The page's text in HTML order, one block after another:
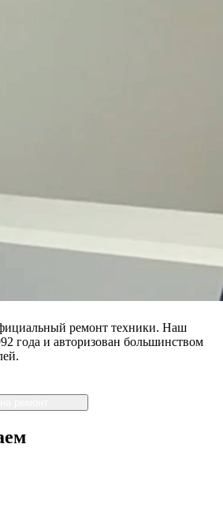
ремонт техники. Наш
года и авторизован большинством